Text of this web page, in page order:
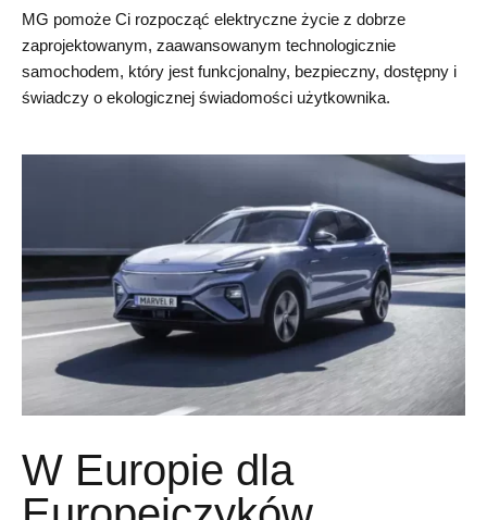
MG pomoże Ci rozpocząć elektryczne życie z dobrze
zaprojektowanym, zaawansowanym technologicznie
samochodem, który jest funkcjonalny, bezpieczny, dostępny i
świadczy o ekologicznej świadomości użytkownika.
W Europie dla